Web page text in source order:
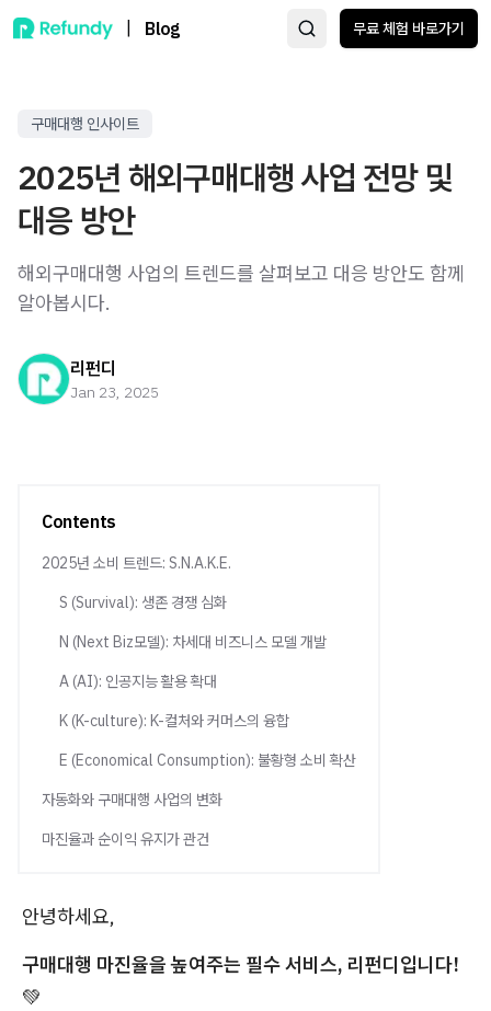
Blog 무료 체험 바로가기
구매대행 인사이트
2025년 해외구매대행 사업 전망 및
대응 방안
해외구매대행 사업의 트렌드를 살펴보고 대응 방안도 함께
알아봅시다.
리펀디
Jan 23, 2025
Contents
2025년 소비 트렌드: S.N.A.K.E.
S (Survival): 생존 경쟁 심화
N (Next Biz모델): 차세대 비즈니스 모델 개발
A (AI): 인공지능 활용 확대
K (K-culture): K-컬처와 커머스의 융합
E (Economical Consumption): 불황형 소비 확산
자동화와 구매대행 사업의 변화
마진율과 순이익 유지가 관건
안녕하세요,
구매대행 마진율을 높여주는 필수 서비스, 리펀디입니다!
💚